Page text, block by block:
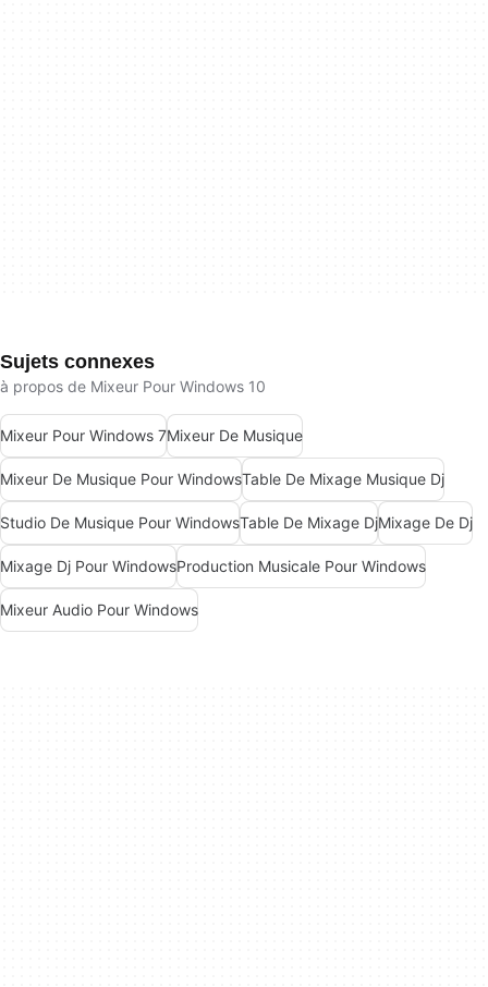
Sujets connexes
à propos de Mixeur Pour Windows 10
Mixeur Pour Windows 7Mixeur De Musique
Mixeur De Musique Pour WindowsTable De Mixage Musique Dj
Studio De Musique Pour WindowsTable De Mixage DjMixage De Dj
Mixage Dj Pour WindowsProduction Musicale Pour Windows
Mixeur Audio Pour Windows